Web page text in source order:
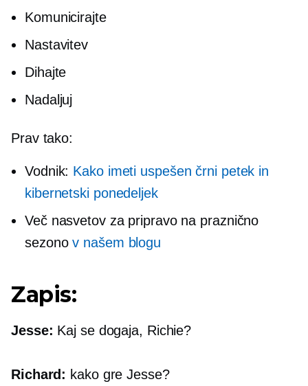
Komunicirajte
Nastavitev
Dihajte
Nadaljuj
Prav tako:
Vodnik: Kako imeti uspešen črni petek in
kibernetski ponedeljek
Več nasvetov za pripravo na praznično
sezonov našem blogu
Zapis:
Jesse: Kaj se dogaja, Richie?
Richard: kako gre Jesse?